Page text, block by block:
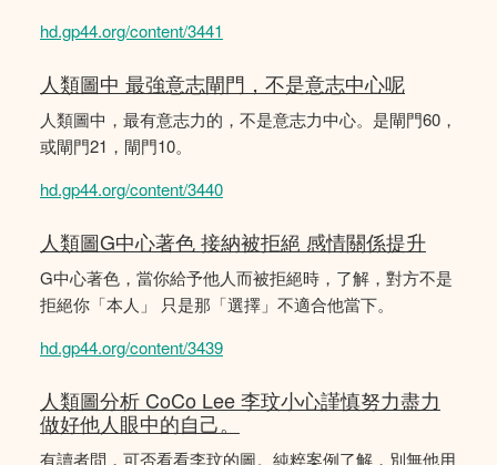
hd.gp44.org/content/3441
人類圖中 最強意志閘門，不是意志中心呢
人類圖中，最有意志力的，不是意志力中心。是閘門60，
或閘門21，閘門10。
hd.gp44.org/content/3440
人類圖G中心著色 接納被拒絕 感情關係提升
G中心著色，當你給予他人而被拒絕時，了解，對方不是
拒絕你「本人」 只是那「選擇」不適合他當下。
hd.gp44.org/content/3439
人類圖分析 CoCo Lee 李玟小心謹慎努力盡力
做好他人眼中的自己。
有讀者問，可否看看李玟的圖。純粹案例了解，別無他用